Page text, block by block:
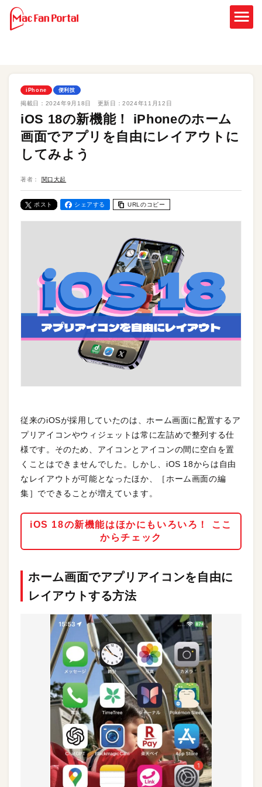
iPhone 便利技
掲載日： 2024年9月18日 更新日：2024年11月12日
iOS 18の新機能！ iPhoneのホーム
画面でアプリを自由にレイアウトに
してみよう
著者： 関口大起
ポスト シェアする URLのコピー
従来のiOSが採用していたのは、ホーム画面に配置するア
プリアイコンやウィジェットは常に左詰めで整列する仕
様です。そのため、アイコンとアイコンの間に空白を置
くことはできませんでした。しかし、iOS 18からは自由
なレイアウトが可能となったほか、［ホーム画面の編
集］でできることが増えています。
iOS 18の新機能はほかにもいろいろ！ ここ
からチェック
ホーム画面でアプリアイコンを自由に
レイアウトする方法